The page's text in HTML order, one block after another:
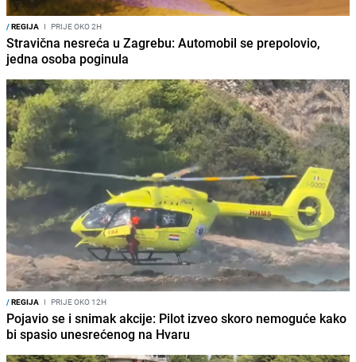
/REGIJA I PRIJE OKO 2H
Stravična nesreća u Zagrebu: Automobil se prepolovio,
jedna osoba poginula
/REGIJA I PRIJE OKO 12H
Pojavio se i snimak akcije: Pilot izveo skoro nemoguće kako
bi spasio unesrećenog na Hvaru